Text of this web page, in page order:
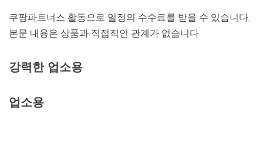
쿠팡파트너스 활동으로 일정의 수수료를 받을 수 있습니다.
본문 내용은 상품과 직접적인 관계가 없습니다
강력한 업소용
업소용